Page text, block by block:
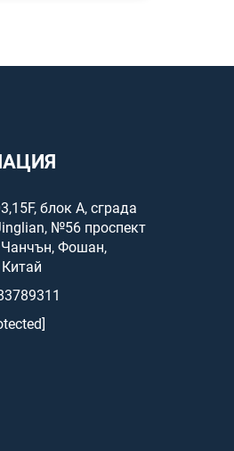
блок А, сграда
№56 проспект
Фошан,